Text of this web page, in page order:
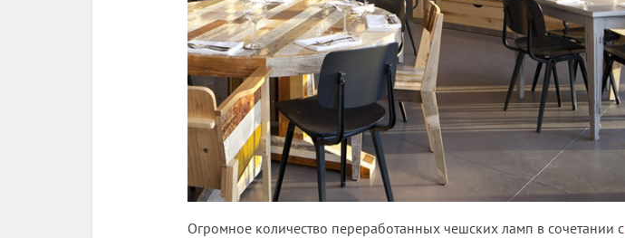
Огромное количество переработанных чешских ламп в сочетании с